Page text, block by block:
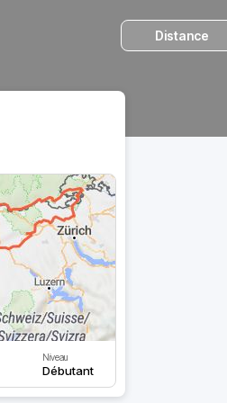
Distance
Niveau
Débutant